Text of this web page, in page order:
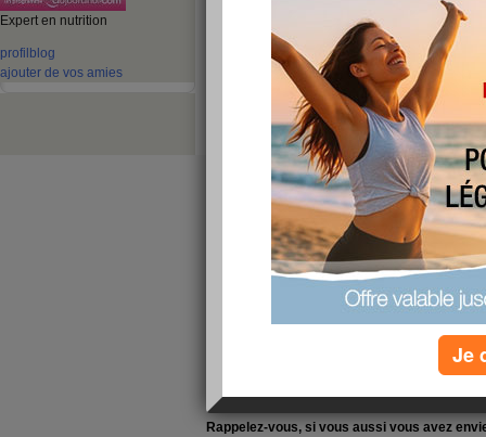
Expert en nutrition
profil blog
ajouter de vos amies
1421 - 1430 de 1755
11 - 20 21 - 30 31 - 40 41 - 50
51 -
121 - 130131 - 140 141 - 150 151 - 160
‹ Préc. 141 142 143 144 145 146
- 30 k en 6 mois,
Barbara en vidéo
publié le 09/02/2011 à 04:20
Aujourd'hui, j'ai envie de vous présenter
30 kilogrammessur une période de6 mois...
Suite à cette réussite, elle a choisi de
communauté de Savoir Maigrir. Pour cela,
parcours.
Rappelez-vous, si vous aussi vous avez
Je